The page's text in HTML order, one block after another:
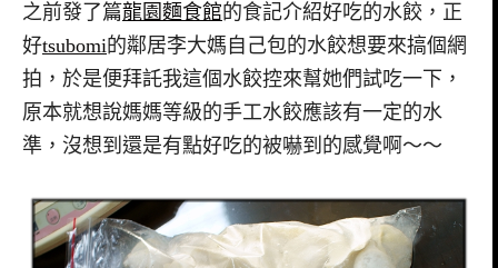
之前發了篇龍園麵食館的食記介紹好吃的水餃，正
好tsubomi的鄰居李大媽自己包的水餃想要來搞個網
拍，於是便拜託我這個水餃控來幫她們試吃一下，
原本就想說媽媽等級的手工水餃應該有一定的水
準，沒想到還是有點好吃的被嚇到的感覺啊～～